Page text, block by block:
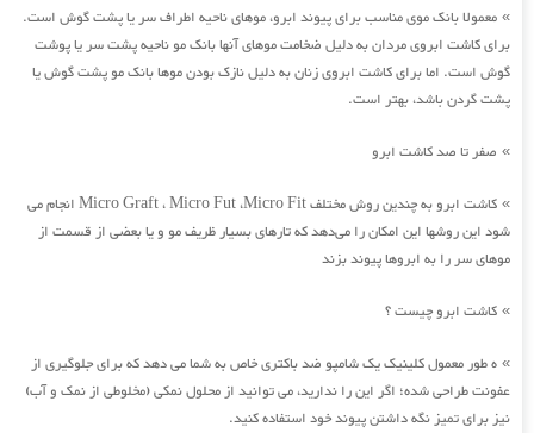
» معمولا بانک موی مناسب برای پیوند ابرو، موهای ناحیه اطراف سر یا پشت گوش است.
برای کاشت ابروی مردان به دلیل ضخامت موهای آنها بانک مو ناحیه پشت سر یا پوشت
گوش است. اما برای کاشت ابروی زنان به دلیل نازک بودن موها بانک مو پشت گوش یا
پشت گردن باشد، بهتر است.
» صفر تا صد کاشت ابرو
»
کاشت ابرو به چندین روش مختلف Micro Graft ، Micro Fut ،Micro Fit انجام می
شود این روشها این امکان را می‌دهد که تارهای بسیار ظریف مو و یا بعضی از قسمت از
موهای سر را به ابروها پیوند بزند
» کاشت ابرو چیست ؟
» ه طور معمول کلینیک یک شامپو ضد باکتری خاص به شما می دهد که برای جلوگیری از
عفونت طراحی شده؛ اگر این را ندارید، می توانید از محلول نمکی (مخلوطی از نمک و آب)
نیز برای تمیز نگه داشتن پیوند خود استفاده کنید.